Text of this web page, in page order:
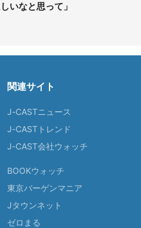
いなと思って」
関連サイト
J-CASTニュース
J-CASTトレンド
J-CAST会社ウォッチ
BOOKウォッチ
東京バーゲンマニア
Jタウンネット
ゼロまる